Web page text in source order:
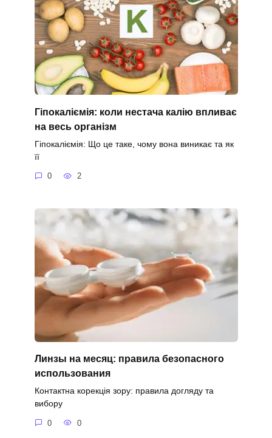
Гіпокаліємія: коли нестача калію впливає
на весь організм
Гіпокаліємія: Що це таке, чому вона виникає та як
її
0 2
Линзы на месяц: правила безопасного
использования
Контактна корекція зору: правила догляду та
вибору
0 0